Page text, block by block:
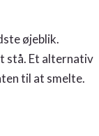
øjeblik.
stå. Et alternativ
til at smelte.